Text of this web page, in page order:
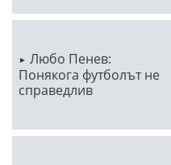
Любо Пенев:
Понякога футболът не
справедлив